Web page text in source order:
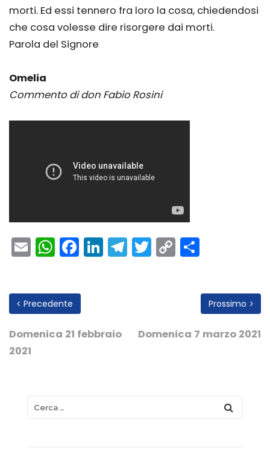
morti. Ed essi tennero fra loro la cosa, chiedendosi
che cosa volesse dire risorgere dai morti.
Parola del Signore
Omelia
Commento di don Fabio Rosini
EmailWhatsApp
Facebook
LinkedIn
Telegram
Twitter
Copy
Link
Precedente
Domenica 21 febbraio
2021
Prossimo
Domenica 7 marzo 2021